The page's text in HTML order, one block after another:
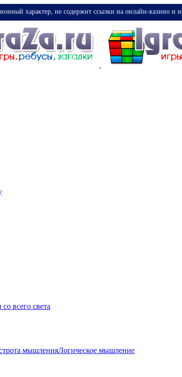
характер, не содержит ссылки на онлайн-казино и
всего света
мышленияЛогическое мышление